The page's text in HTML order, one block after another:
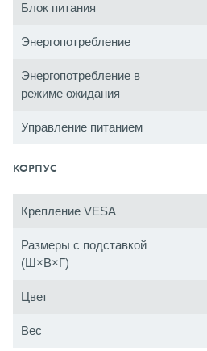
Блок питания
Энергопотребление
Энергопотребление в
режиме ожидания
Управление питанием
КОРПУС
Крепление VESA
Размеры с подставкой
(Ш×В×Г)
Цвет
Вес